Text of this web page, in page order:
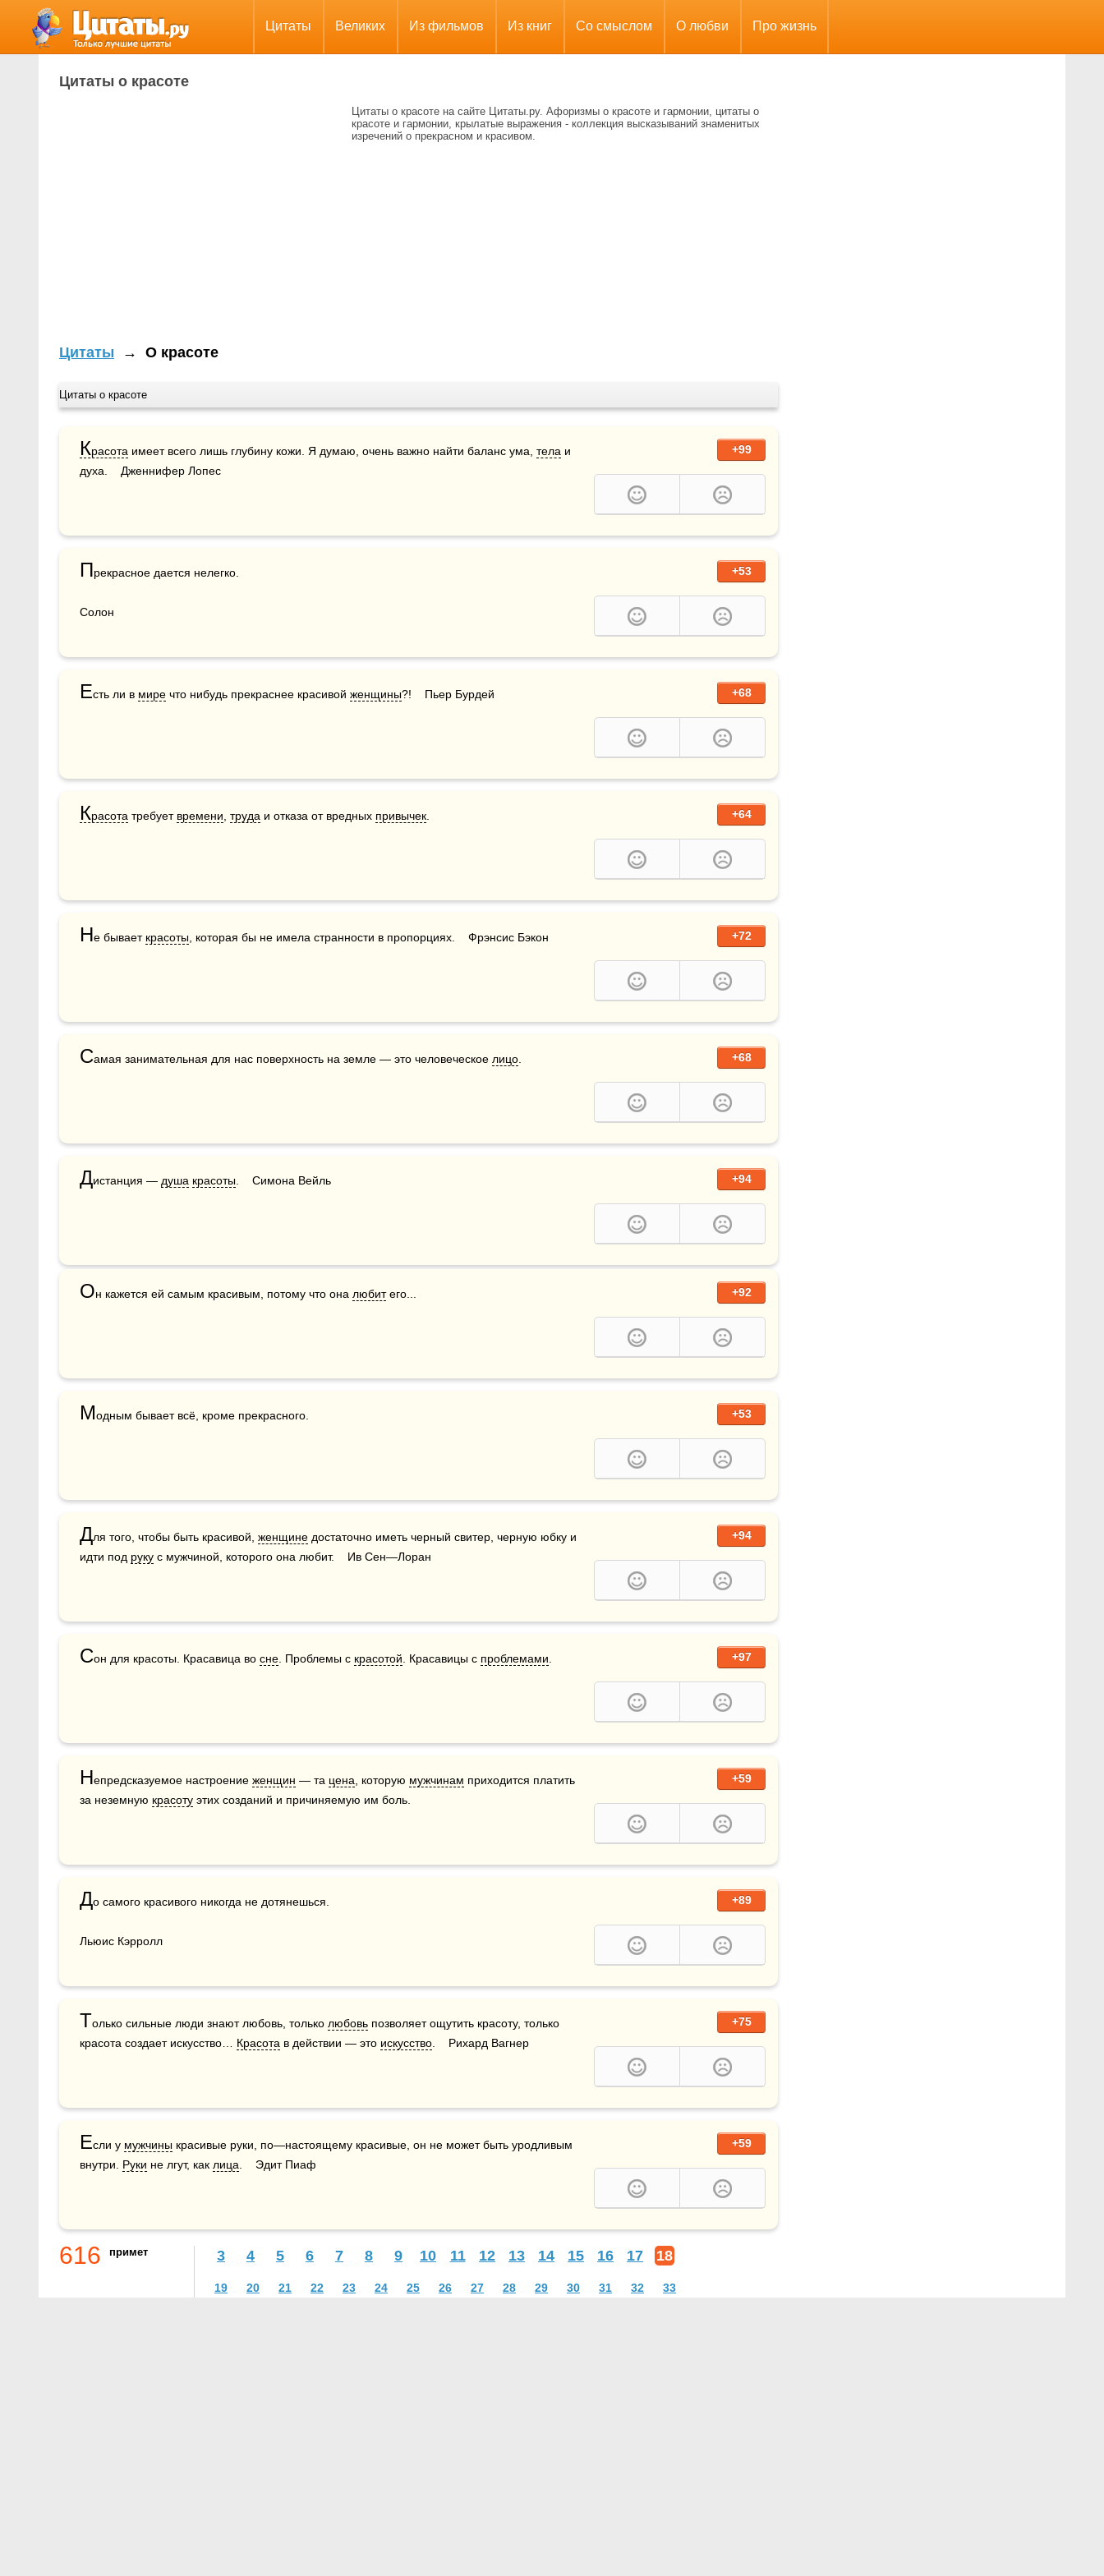
Цитаты Великих Из фильмов Из книг Со смыслом О любви Про жизнь
Цитаты о красоте
Цитаты о красоте на сайте Цитаты.ру. Афоризмы о красоте и гармонии, цитаты о
красоте и гармонии, крылатые выражения - коллекция высказываний знаменитых
изречений о прекрасном и красивом.
Цитаты → О красоте
Цитаты о красоте
+99
Красота имеет всего лишь глубину кожи. Я думаю, очень важно найти баланс ума, тела и
духа.    Дженнифер Лопес
+53
Прекрасное дается нелегко.
Солон
+68
Есть ли в мире что нибудь прекраснее красивой женщины?!    Пьер Бурдей
+64
Красота требует времени труда и отказа от вредных привычек
+72
Не бывает красоты , которая бы не имела странности в пропорциях.    Фрэнсис Бэкон
+68
Самая занимательная для нас поверхность на зем­ле — это человеческое лицо
+94
Дистанция — душа красоты .    Симона Вейль
+92
Он кажется ей самым красивым, потому что она любит его...
+53
Модным бывает всё, кроме прекрасного.
+94
Для того, чтобы быть красивой, женщине достаточно иметь черный свитер, черную юбку и
идти под руку с мужчиной, которого она любит.    Ив Сен—Лоран
+97
Сон для красоты. Красавица во сне . Проблемы с красотой . Красавицы с проблемами
+59
Непредсказуемое настроение женщин — та цена , которую мужчинам приходится платить
за неземную красоту этих созданий и причиняемую им боль.
+89
До самого красивого никогда не дотянешься.
Льюис Кэрролл
+75
Только сильные люди знают любовь, только любовь позволяет ощутить красоту, только
красота создает искусство… Красота в действии — это искусство .    Рихард Вагнер
+59
Если у мужчины красивые руки, по—настоящему красивые, он не может быть уродливым
внутри. Руки не лгут, как лица .    Эдит Пиаф
616 примет 3 4 5 6 7 8 9 10 11 12 13 14 15 16 17 18
19 20 21 22 23 24 25 26 27 28 29 30 31 32 33